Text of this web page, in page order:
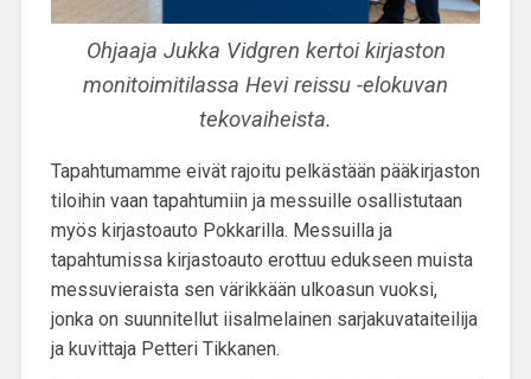
Ohjaaja Jukka Vidgren kertoi kirjaston
monitoimitilassa Hevi reissu -elokuvan
tekovaiheista.
Tapahtumamme eivät rajoitu pelkästään pääkirjaston
tiloihin vaantapahtumiin ja messuille osallistutaan
myös kirjastoauto Pokkarilla. Messuilla ja
tapahtumissa kirjastoauto erottuu edukseen muista
messuvieraista sen värikkään ulkoasun vuoksi,
jonka on suunnitellut iisalmelainen sarjakuvataiteilija
ja kuvittaja Petteri Tikkanen.